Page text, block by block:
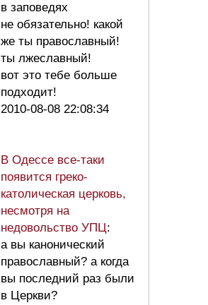
в заповедях
не обязательно! какой
же ты православный!
ты лжеславный!
вот это тебе больше
подходит!
2010-08-08 22:08:34
В Одессе все-таки
появится греко-
католическая церковь,
несмотря на
недовольство УПЦ:
а вы канонический
православный? а когда
вы последний раз были
в Церкви?